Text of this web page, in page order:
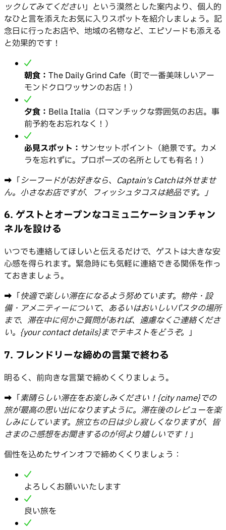
ックしてみてください」という漠然とした案内より、個人的
なひと言を添えたお気に入りスポットを紹介しましょう。記
念日に行ったお店や、地域の名物など、エピソードも添える
と効果的です！
朝食： The Daily Grind Cafe（町で一番美味しいアー
モンドクロワッサンのお店！）
夕食： Bella Italia（ロマンチックな雰囲気のお店。事
前予約をお忘れなく！）
必見スポット： サンセットポイント（絶景です。カメ
ラを忘れずに。プロポーズの名所としても有名！）
➡️「シーフードがお好きなら、Captain's Catchは外せませ
ん。小さなお店ですが、フィッシュタコスは絶品です。」
6. ゲストとオープンなコミュニケーションチャン
ネルを設ける
いつでも連絡してほしいと伝えるだけで、ゲストは大きな安
心感を得られます。緊急時にも気軽に連絡できる関係を作っ
ておきましょう。
➡️「快適で楽しい滞在になるよう努めています。物件・設
備・アメニティーについて、あるいはおいしいパスタの場所
まで、滞在中に何かご質問があれば、遠慮なくご連絡くださ
い。{your contact details}までテキストをどうぞ。 」
7. フレンドリーな締めの言葉で終わる
明るく、前向きな言葉で締めくくりましょう。
➡️「素晴らしい滞在をお楽しみください！{city name}での
旅が最高の思い出になりますように。滞在後のレビューを楽
しみにしています。旅立ちの日は少し寂しくなりますが、皆
さまのご感想をお聞きするのが何より嬉しいです！ 」
個性を込めたサインオフで締めくくりましょう：
よろしくお願いいたします
良い旅を